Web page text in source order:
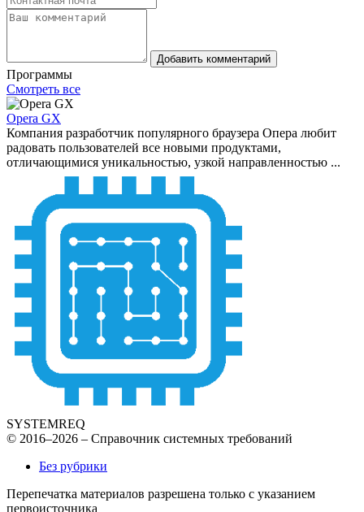
Добавить комментарий
Программы
Смотреть все
Opera GX
Компания разработчик популярного браузера Опера любит
радовать пользователей все новыми продуктами,
отличающимися уникальностью, узкой направленностью ...
SYSTEMREQ
© 2016–2026 – Справочник системных требований
Без рубрики
Перепечатка материалов разрешена только с указанием
первоисточника